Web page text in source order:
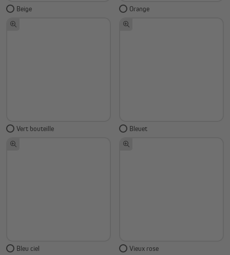
Beige Orange
Vert bouteille Bleuet
Bleu ciel Vieux rose